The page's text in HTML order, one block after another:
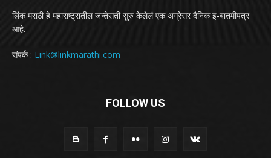
लिंक मराठी हे महाराष्ट्रातील जन्तेसती सुरु केलेलं एक अग्रेसर दैनिक इ-बातमीपत्र
आहे.
संपर्क : Link@linkmarathi.com
FOLLOW US